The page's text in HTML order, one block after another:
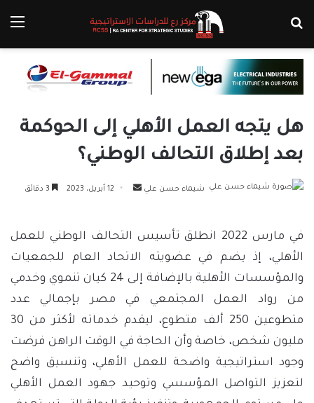
هل يتجه العمل الأهلي إلى الحوكمة
بعد إطلاق التحالف الوطني؟
شيماء حسن علي
أرسل 12 أبريل، 2023
في مارس 2022 انطلق تأسيس التحالف الوطني للعمل
الأهلي، إذ يضم في عضويته الاتحاد العام للجمعيات
والمؤسسات الأهلية بالإضافة إلى 24 كيان تنموي وخدمي
من رواد العمل المجتمعي في مصر بإجمالي عدد
متطوعين 250 ألف متطوع، ليقدم خدماته لأكثر من 30
مليون شخص، خاصة وأن الحاجة في الوقت الراهن فرضت
وجود استراتيجية واضحة للعمل الأهلي، وتنسيق واضح
لتعزيز التواصل المؤسسي وتوحيد جهود العمل الأهلي